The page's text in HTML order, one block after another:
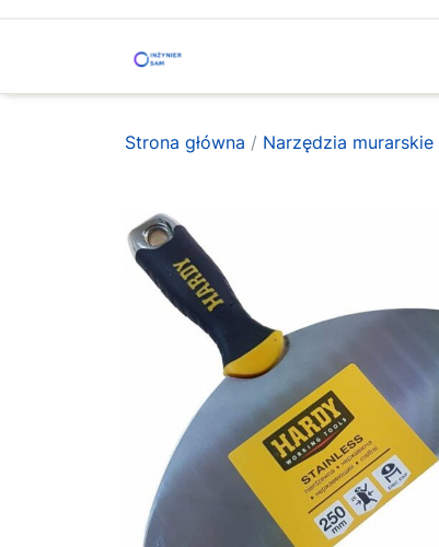
Strona główna / Narzędzia murarskie